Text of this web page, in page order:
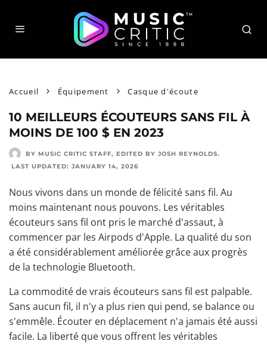
Accueil Équipement Casque d'écoute
10 MEILLEURS ÉCOUTEURS SANS FIL À
MOINS DE 100 $ EN 2023
BY MUSIC CRITIC STAFF, EDITED BY JOSH REYNOLDS.
LAST UPDATED: JANUARY 14, 2026
Nous vivons dans un monde de félicité sans fil. Au
moins maintenant nous pouvons. Les véritables
écouteurs sans fil ont pris le marché d'assaut, à
commencer par les Airpods d'Apple. La qualité du son
a été considérablement améliorée grâce aux progrès
de la technologie Bluetooth.
La commodité de vrais écouteurs sans fil est palpable.
Sans aucun fil, il n'y a plus rien qui pend, se balance ou
s'emmêle. Écouter en déplacement n'a jamais été aussi
facile. La liberté que vous offrent les véritables